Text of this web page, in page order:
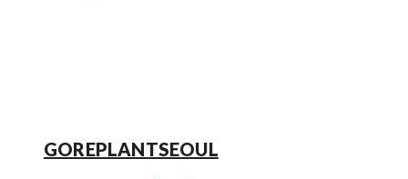
GOREPLANTSEOUL